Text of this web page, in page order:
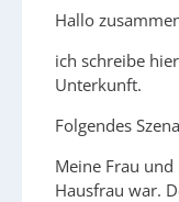
Hallo
ich schreibe
Unterkunft.
Folgendes
Meine Frau
Hausfrau war.